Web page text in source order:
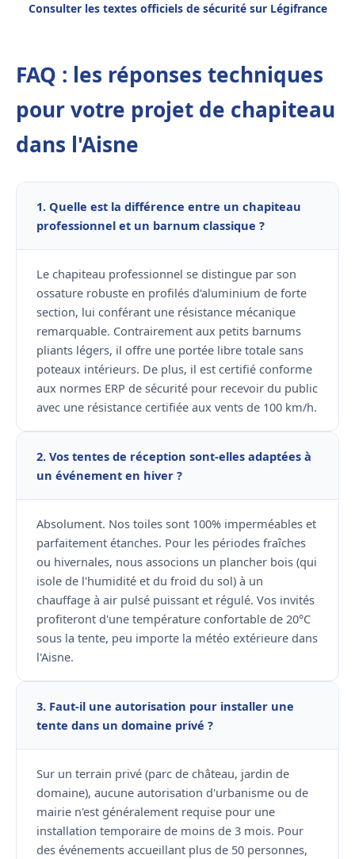
Consulter les textes officiels de sécurité sur Légifrance
FAQ : les réponses techniques
pour votre projet de chapiteau
dans l'Aisne
1. Quelle est la différence entre un chapiteau
professionnel et un barnum classique ?
Le chapiteau professionnel se distingue par son
ossature robuste en profilés d'aluminium de forte
section, lui conférant une résistance mécanique
remarquable. Contrairement aux petits barnums
pliants légers, il offre une portée libre totale sans
poteaux intérieurs. De plus, il est certifié conforme
aux normes ERP de sécurité pour recevoir du public
avec une résistance certifiée aux vents de 100 km/h.
2. Vos tentes de réception sont-elles adaptées à
un événement en hiver ?
Absolument. Nos toiles sont 100% imperméables et
parfaitement étanches. Pour les périodes fraîches
ou hivernales, nous associons un plancher bois (qui
isole de l'humidité et du froid du sol) à un
chauffage à air pulsé puissant et régulé. Vos invités
profiteront d'une température confortable de 20°C
sous la tente, peu importe la météo extérieure dans
l'Aisne.
3. Faut-il une autorisation pour installer une
tente dans un domaine privé ?
Sur un terrain privé (parc de château, jardin de
domaine), aucune autorisation d'urbanisme ou de
mairie n'est généralement requise pour une
installation temporaire de moins de 3 mois. Pour
des événements accueillant plus de 50 personnes,